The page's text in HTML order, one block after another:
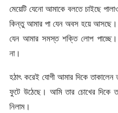
মেয়েটি যেনো আমাকে বলতে চাইছে
কিন্তু আমার পা যেন অবস হয়ে আসছে।
যেন আমার সমস্ত শক্তি লোপ পাচ্ছে।
না।
হঠাৎ করেই যোগী আমার দিকে তাকালেন
ফুটে উঠেছে। আমি তার চোখের দিকে
নিলাম।